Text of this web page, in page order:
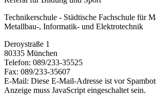
Technikerschule - Städtische Fachschule für
Metallbau-, Informatik- und Elektrotechnik
Deroystraße 1
80335 München
Telefon: 089/233-35525
Fax: 089/233-35607
E-Mail: Diese E-Mail-Adresse ist vor
Anzeige muss JavaScript eingeschaltet sein.